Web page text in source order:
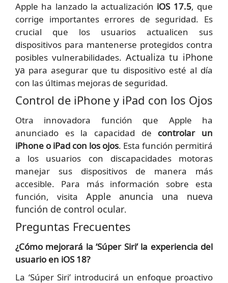
Apple ha lanzado la actualización iOS 17.5, que
corrige importantes errores de seguridad. Es
crucial que los usuarios actualicen sus
dispositivos para mantenerse protegidos contra
posibles vulnerabilidades. Actualiza tu iPhone
ya para asegurar que tu dispositivo esté al día
con las últimas mejoras de seguridad.
Control de iPhone y iPad con los Ojos
Otra innovadora función que Apple ha
anunciado es la capacidad de controlar un
iPhone o iPad con los ojos. Esta función permitirá
a los usuarios con discapacidades motoras
manejar sus dispositivos de manera más
accesible. Para más información sobre esta
función, visita Apple anuncia una nueva
función de control ocular.
Preguntas Frecuentes
¿Cómo mejorará la ‘Súper Siri’ la experiencia del
usuario en iOS 18?
La ‘Súper Siri’ introducirá un enfoque proactivo